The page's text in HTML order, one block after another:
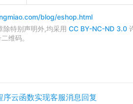
blog/eshop.html
除特别声明外,均采用 CC BY-NC-ND 3.0
维码。
序云函数实现客服消息回复